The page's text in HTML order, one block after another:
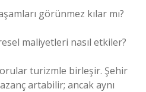
görünmez kılar mı?
maliyetleri nasıl etkiler?
turizmle birleşir. Şehir
artabilir; ancak aynı